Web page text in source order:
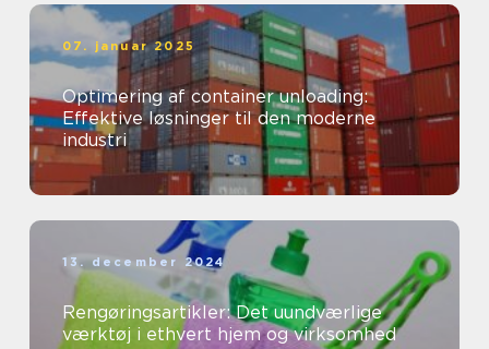
07. januar 2025
Optimering af container unloading:
Effektive løsninger til den moderne
industri
13. december 2024
Rengøringsartikler: Det uundværlige
værktøj i ethvert hjem og virksomhed